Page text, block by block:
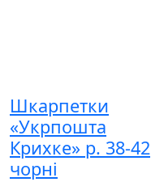
Шкарпетки
«Укрпошта
Крихке» р. 38-42
чорні